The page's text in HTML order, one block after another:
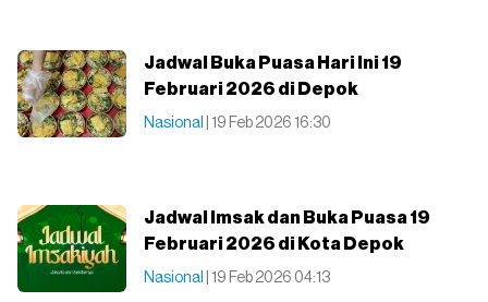
Jadwal Buka Puasa Hari Ini 19
Februari 2026 di Depok
Nasional | 19 Feb 2026 16:30
Jadwal Imsak dan Buka Puasa 19
Februari 2026 di Kota Depok
Nasional | 19 Feb 2026 04:13